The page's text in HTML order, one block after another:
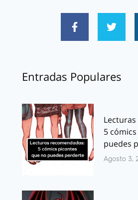
Entradas Populares
5
puedes
Agosto 3,